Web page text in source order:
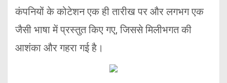
कंपनियों के कोटेशन एक ही तारीख पर और लगभग एक
जैसी भाषा में प्रस्तुत किए गए, जिससे मिलीभगत की
आशंका और गहरा गई है।